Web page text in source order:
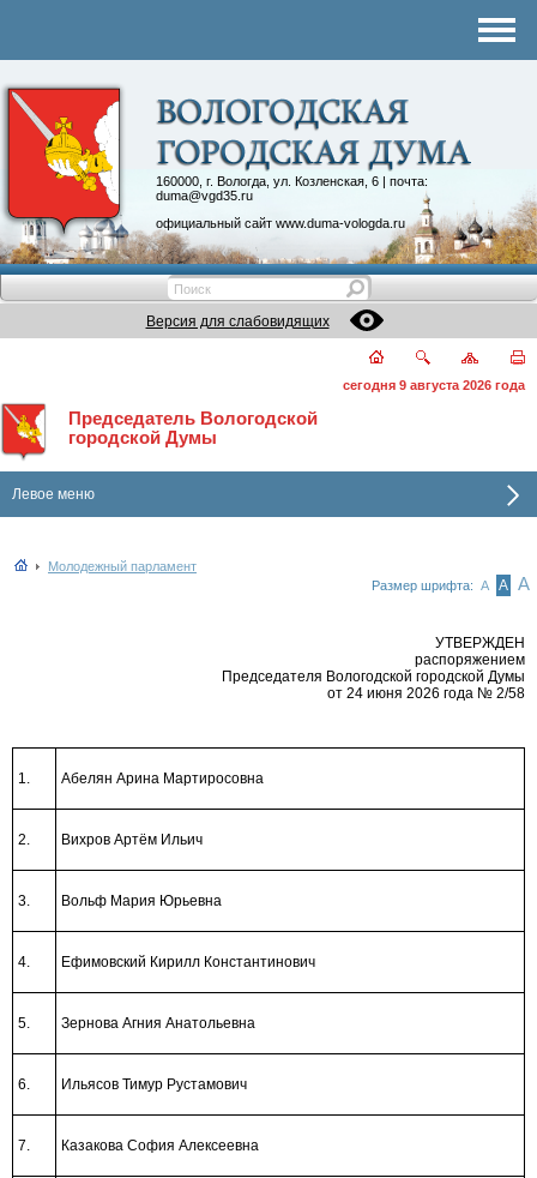
160000, г. Вологда, ул. Козленская, 6 | почта:
duma@vgd35.ru
официальный сайт www.duma-vologda.ru
Контакты
Депутатские объединения
Версия для слабовидящих
сегодня 9 августа 2026 года
Председатель Вологодской
городской Думы
Левое меню
Молодежный парламент
Размер шрифта: А А А
УТВЕРЖДЕН
распоряжением
Председателя Вологодской городской Думы
от 24 июня 2026 года № 2/58
1. Абелян Арина Мартиросовна
2. Вихров Артём Ильич
3. Вольф Мария Юрьевна
4. Ефимовский Кирилл Константинович
5. Зернова Агния Анатольевна
6. Ильясов Тимур Рустамович
7. Казакова София Алексеевна